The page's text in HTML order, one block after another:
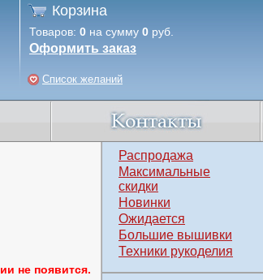
Корзина
Товаров: 0 на сумму 0 руб.
Оформить заказ
Список желаний
не появится.
Распродажа
Максимальные
скидки
Новинки
Ожидается
Большие вышивки
Техники рукоделия